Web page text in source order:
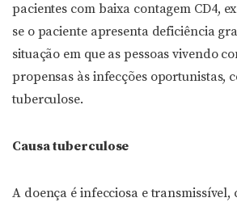
pacientes com baixa contagem CD4,
se o paciente apresenta deficiência
situação em que as pessoas vivendo
propensas às infecções oportunistas,
tuberculose.
Causa tuberculose
A doença é infecciosa e transmissível,